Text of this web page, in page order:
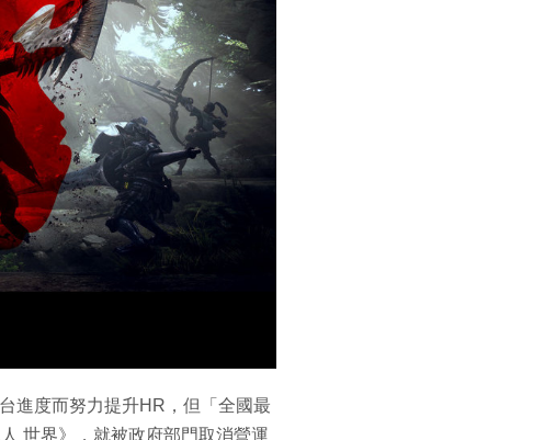
進度而努力提升HR，但「全國最
世界》，就被政府部門取消營運